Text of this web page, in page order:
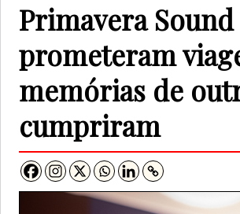
Primavera
prometeram
memórias de
cumpriram